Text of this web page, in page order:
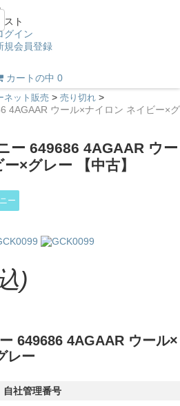
スト
グイン
規会員登録
カートの中 0
ネット販売 > 売り切れ >
4AGAAR ウール×ナイロン ネイビー×グ
ー 649686 4AGAAR ウー
×グレー 【中古】
ー
)
649686 4AGAAR ウール×
レー
自社管理番号